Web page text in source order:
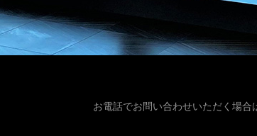
お電話でお問い合わせいただく場合